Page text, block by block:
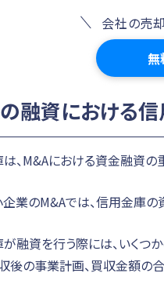
会社の売
無
融資における
、M&Aにおける資金融資の
業のM&Aでは、信用金庫の
融資を行う際には、いくつ
後の事業計画、買収金額の